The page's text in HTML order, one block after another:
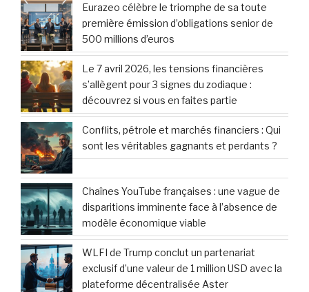
Eurazeo célèbre le triomphe de sa toute
première émission d’obligations senior de
500 millions d’euros
Le 7 avril 2026, les tensions financières
s’allègent pour 3 signes du zodiaque :
découvrez si vous en faites partie
Conflits, pétrole et marchés financiers : Qui
sont les véritables gagnants et perdants ?
Chaînes YouTube françaises : une vague de
disparitions imminente face à l’absence de
modèle économique viable
WLFI de Trump conclut un partenariat
exclusif d’une valeur de 1 million USD avec la
plateforme décentralisée Aster